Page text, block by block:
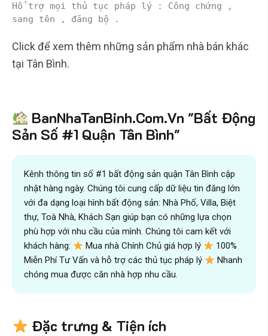
Hổ trợ mọi thủ tục pháp lý : Công chứng ,
sang tên , đăng bộ .
Click để xem thêm những sản phẩm nhà bán khác
tại Tân Bình.
Tiết kiệmhơn 90% thời gian , mua bán được nhanh hơn
và kiếm được nhiều tiền hơn với sự trợ giúp đắc lực của
đội ngũ chuyên gia VICTORY REAL
Trên 10.500 Khách Hàng Đã Tìm Mua
Nhanh
BanNhaTanBinh.Com.Vn "Bất Động
Sản Số #1 Quận Tân Bình"
Kênh thông tin số #1 bất động sản quận Tân Bình cập
nhật hàng ngày. Chúng tôi cung cấp dữ liệu tin đăng lớn
với đa dạng loại hình bất động sản: Nhà Phố, Villa, Biệt
thự, Toà Nhà, Khách Sạn giúp bạn có những lựa chọn
phù hợp với nhu cầu của mình. Chúng tôi cam kết với
khách hàng:
Mua nhà Chính Chủ giá hợp lý
100%
Miễn Phí Tư Vấn và hỗ trợ các thủ tục pháp lý
Nhanh
chóng mua được căn nhà hợp nhu cầu.
Đặc trưng & Tiện ích